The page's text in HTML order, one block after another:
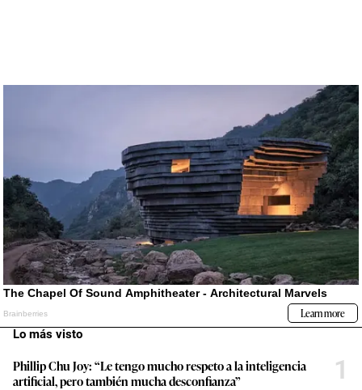
Lo más visto
Phillip Chu Joy: “Le tengo mucho respeto a la inteligencia
artificial, pero también mucha desconfianza”
1